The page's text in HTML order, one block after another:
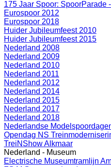
175 Jaar Spoor: SpoorParade
Eurospoor 2012
Eurospoor 2018
Huider Jubileumfeest 2010
Huider Jubileumfeest 2015
Nederland 2008
Nederland 2009
Nederland 2010
Nederland 2011
Nederland 2012
Nederland 2014
Nederland 2015
Nederland 2017
Nederland 2018
Nederlandse
Opendag NS
TreiNShow Alkmaar
Nederland - Museum
Electrische Museumtramlijn